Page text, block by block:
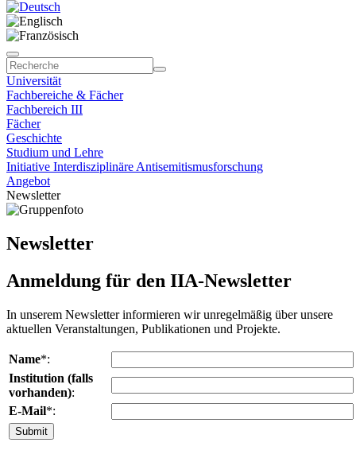
Universität
Fachbereiche & Fächer
Fachbereich III
Fächer
Geschichte
Studium und Lehre
Initiative Interdisziplinäre Antisemitismusforschung
Angebot
Newsletter
Newsletter
Anmeldung für den IIA-Newsletter
In unserem Newsletter informieren wir unregelmäßig über unsere
aktuellen Veranstaltungen, Publikationen und Projekte.
Name*:
Institution (falls
vorhanden):
E-Mail*: